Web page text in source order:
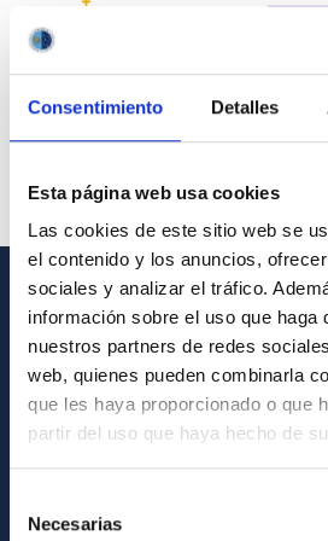
Consentimiento Detalles
Esta página web usa cookies
Las cookies de este sitio web se
el contenido y los anuncios,
sociales y analizar el tráfico.
información sobre el uso que haga
nuestros partners de redes
web, quienes pueden combinarla
que les haya proporcionado o que
partir del uso que haya hecho de
Necesarias
GENERAL INFORMATION
Contact
How to get to the IAC
List of personnel
General register